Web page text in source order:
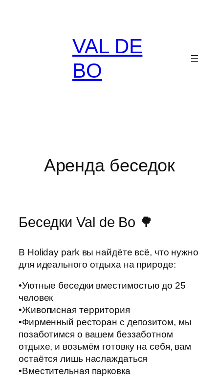
VAL DE
BO
Аренда беседок
Беседки Val de Bo 🌳
В Holiday park вы найдёте всё, что нужно
для идеального отдыха на природе:
•Уютные беседки вместимостью до 25
человек
•Живописная территория
•Фирменный ресторан с депозитом, мы
позаботимся о вашем беззаботном
отдыхе, и возьмём готовку на себя, вам
остаётся лишь наслаждаться
•Вместительная парковка